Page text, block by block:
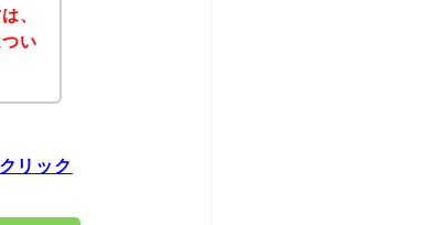
、
い
リック